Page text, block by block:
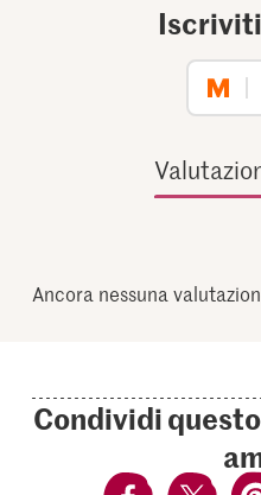
Ancora nessuna
Condividi